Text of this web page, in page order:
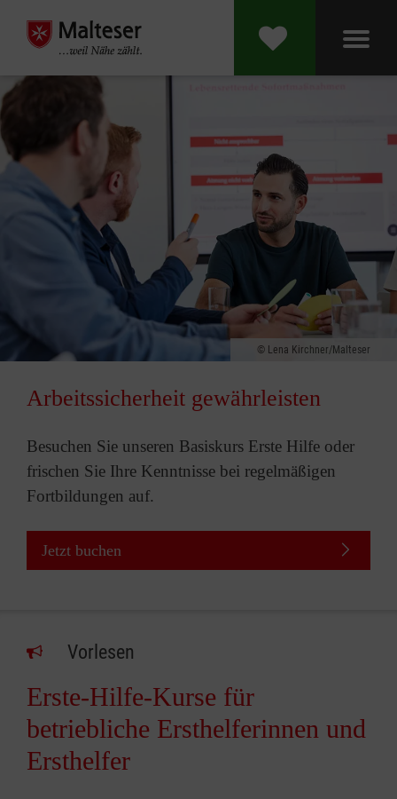
Lena Kirchner/Malteser
Arbeitssicherheit gewährleisten
Besuchen Sie unseren Basiskurs Erste Hilfe oder
frischen Sie Ihre Kenntnisse bei regelmäßigen
Fortbildungen auf.
Jetzt buchen
Vorlesen
Erste-Hilfe-Kurse für
betriebliche Ersthelferinnen und
Ersthelfer